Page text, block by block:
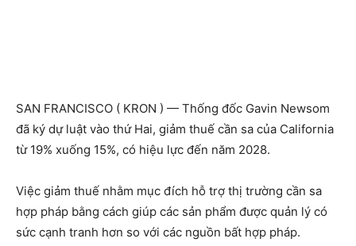
SAN FRANCISCO ( KRON ) — Thống đốc Gavin Newsom
đã ký dự luật vào thứ Hai, giảm thuế cần sa của California
từ 19% xuống 15%, có hiệu lực đến năm 2028.
Việc giảm thuế nhằm mục đích hỗ trợ thị trường cần sa
hợp pháp bằng cách giúp các sản phẩm được quản lý có
sức cạnh tranh hơn so với các nguồn bất hợp pháp.